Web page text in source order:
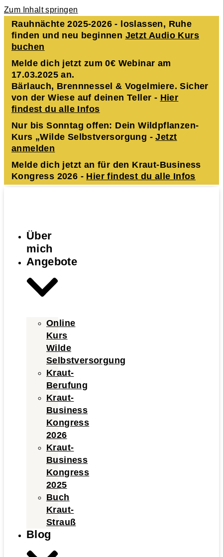
Zum Inhalt springen
Rauhnächte 2025-2026 - loslassen, Ruhe
finden und neu beginnen Jetzt Audio Kurs
buchen
Melde dich jetzt zum 0€ Webinar am
17.03.2025 an.
Bärlauch, Brennnessel & Vogelmiere. Sicher
von der Wiese auf deinen Teller - Hier
findest du alle Infos
Nur bis Sonntag offen: Dein Wildpflanzen-
Kurs „Wilde Selbstversorgung -Jetzt
anmelden
Melde dich jetzt an für den Kraut-Business
Kongress 2026 - Hier findest du alle Infos
Über
mich
Angebote
Online
Kurs
Wilde
Selbstversorgung
Kraut-
Berufung
Kraut-
Business
Kongress
2026
Kraut-
Business
Kongress
2025
Buch
Kraut-
Strauß
Blog